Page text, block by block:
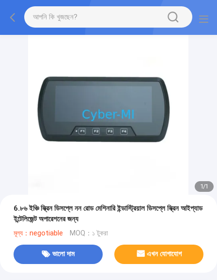
1/1
6.৮৬ ইঞ্চি স্ক্রিন ডিসপ্লে নন রোড মেশিনারি ইন্ডাস্ট্রিয়াল ডিসপ্লে স্ক্রিন আইপ্যাড
ইন্টেলিজেন্ট অপারেশনের জন্য
মূল্য：negotiable MOQ：১ টুকরা
ভালো দাম এখন যোগাযোগ